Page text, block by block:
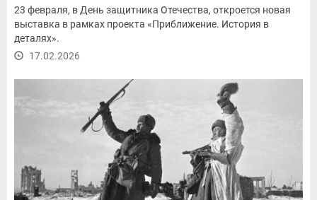
23 февраля, в День защитника Отечества, откроется новая
выставка в рамках проекта «Приближение. История в
деталях».
17.02.2026